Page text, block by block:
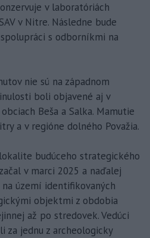
v laboratóriách
v Nitre. Následne bude
s odborníkmi na
nie sú na západnom
boli objavené aj v
Beša a Salka. Mamutie
a v regióne dolného Považia.
budúceho strategického
v marci 2025 a naďalej
území identifikovaných
objektmi z obdobia
až po stredovek. Vedúci
za jednu z archeologicky